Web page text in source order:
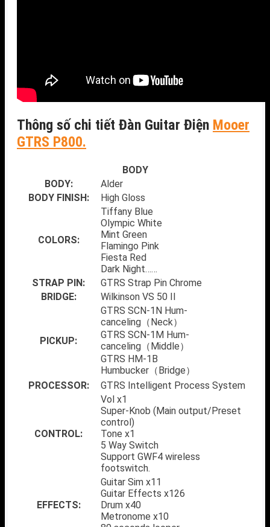
Thông số chi tiết Đàn Guitar Điện Mooer
GTRS P800.
BODY
BODY:
Alder
BODY FINISH:
High Gloss
COLORS:
Tiffany Blue
Olympic White
Mint Green
Flamingo Pink
Fiesta Red
Dark Night……
STRAP PIN:
GTRS Strap Pin Chrome
BRIDGE:
Wilkinson VS 50 II
PICKUP:
GTRS SCN-1N Hum-
canceling（Neck）
GTRS SCN-1M Hum-
canceling（Middle）
GTRS HM-1B
Humbucker（Bridge）
PROCESSOR:
GTRS Intelligent Process System
CONTROL:
Vol x1
Super-Knob (Main output/Preset
control)
Tone x1
5 Way Switch
Support GWF4 wireless
footswitch.
EFFECTS:
Guitar Sim x11
Guitar Effects x126
Drum x40
Metronome x10